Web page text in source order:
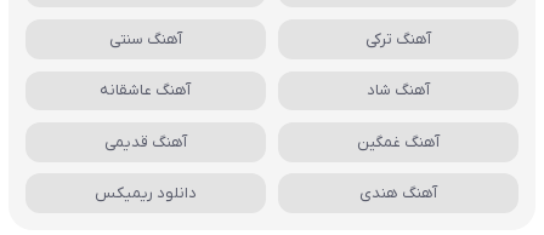
آهنگ ترکی آهنگ سنتی
آهنگ شاد آهنگ عاشقانه
آهنگ غمگین آهنگ قدیمی
آهنگ هندی دانلود ریمیکس